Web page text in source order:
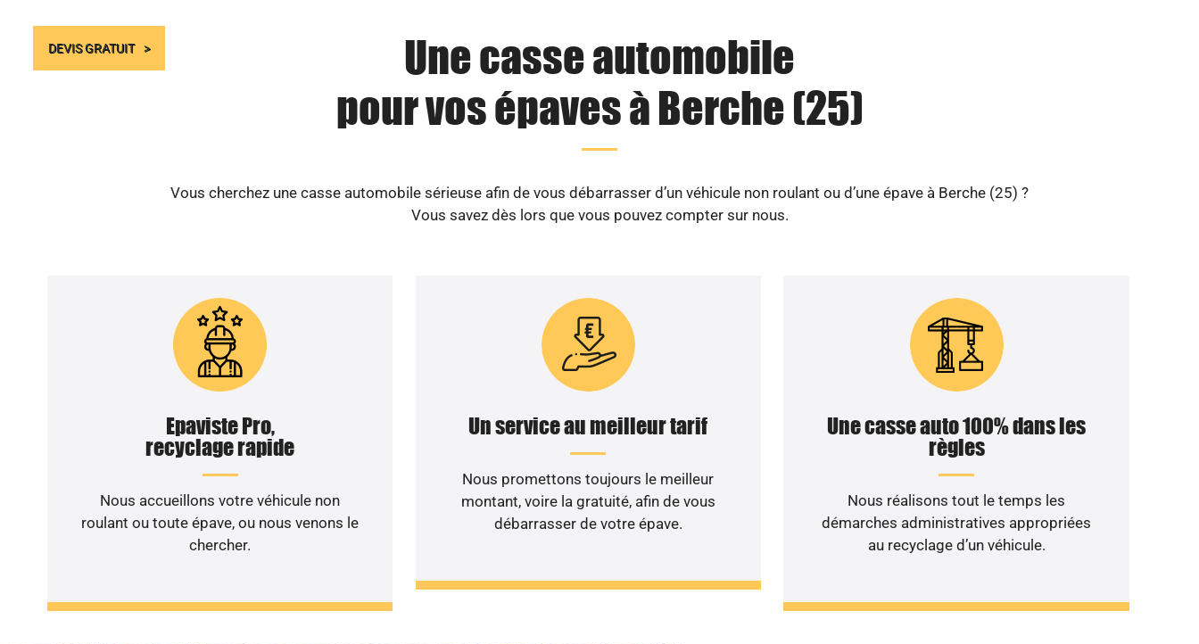
DEVIS GRATUIT
Une casse automobile
pour vos épaves à Berche (25)
Vous cherchez une casse automobile sérieuse afin de vous débarrasser d’un véhicule non roulant ou d’une épave à Berche (25) ?
Vous savez dès lors que vous pouvez compter sur nous.
Epaviste Pro,
recyclage rapide
Nous accueillons votre véhicule non
roulant ou toute épave, ou nous venons le
chercher.
Un service au meilleur tarif
Nous promettons toujours le meilleur
montant, voire la gratuité, afin de vous
débarrasser de votre épave.
Une casse auto 100% dans les
règles
Nous réalisons tout le temps les
démarches administratives appropriées
au recyclage d’un véhicule.